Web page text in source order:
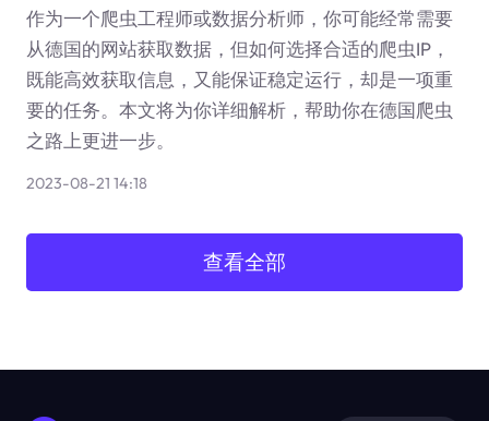
作为一个爬虫工程师或数据分析师，你可能经常需要
从德国的网站获取数据，但如何选择合适的爬虫IP，
既能高效获取信息，又能保证稳定运行，却是一项重
要的任务。本文将为你详细解析，帮助你在德国爬虫
之路上更进一步。
2023-08-21 14:18
查看全部